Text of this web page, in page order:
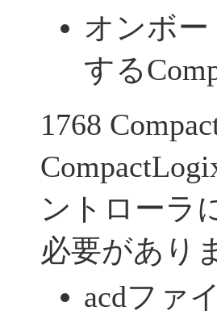
オンボー
する
1768
ントローラ
必要があり
acdファ